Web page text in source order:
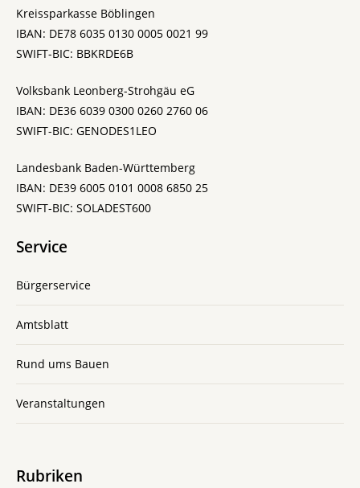
Kreissparkasse Böblingen
IBAN: DE78 6035 0130 0005 0021 99
SWIFT-BIC: BBKRDE6B
Volksbank Leonberg-Strohgäu eG
IBAN: DE36 6039 0300 0260 2760 06
SWIFT-BIC: GENODES1LEO
Landesbank Baden-Württemberg
IBAN: DE39 6005 0101 0008 6850 25
SWIFT-BIC: SOLADEST600
Service
Bürgerservice
Amtsblatt
Rund ums Bauen
Veranstaltungen
Rubriken